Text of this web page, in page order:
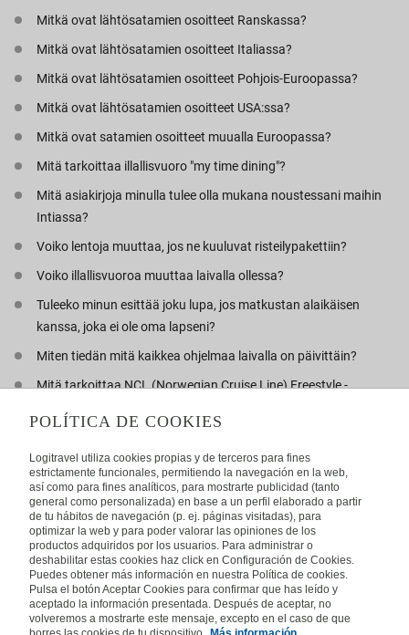
Mitkä ovat lähtösatamien osoitteet Ranskassa?
Mitkä ovat lähtösatamien osoitteet Italiassa?
Mitkä ovat lähtösatamien osoitteet Pohjois-Euroopassa?
Mitkä ovat lähtösatamien osoitteet USA:ssa?
Mitkä ovat satamien osoitteet muualla Euroopassa?
Mitä tarkoittaa illallisvuoro "my time dining"?
Mitä asiakirjoja minulla tulee olla mukana noustessani maihin
Intiassa?
Voiko lentoja muuttaa, jos ne kuuluvat risteilypakettiin?
Voiko illallisvuoroa muuttaa laivalla ollessa?
Tuleeko minun esittää joku lupa, jos matkustan alaikäisen
kanssa, joka ei ole oma lapseni?
Miten tiedän mitä kaikkea ohjelmaa laivalla on päivittäin?
Mitä tarkoittaa NCL (Norwegian Cruise Line) Freestyle -
Mitä teen, jos muutamaa päivää ennen risteilyn lähtöä
reittisuunnitelmaan tulee muutos?
Puhelinpalvelu
09 31 579 401
Maanantaista perjantaihin klo 10.00-16.00. La ja pyhäpäivät suljettu.
POLÍTICA DE COOKIES
Logitravel utiliza cookies propias y de terceros para fines
estrictamente funcionales, permitiendo la navegación en la web,
así como para fines analíticos, para mostrarte publicidad (tanto
general como personalizada) en base a un perfil elaborado a partir
de tu hábitos de navegación (p. ej. páginas visitadas), para
optimizar la web y para poder valorar las opiniones de los
productos adquiridos por los usuarios. Para administrar o
deshabilitar estas cookies haz click en Configuración de Cookies.
Puedes obtener más información en nuestra Política de cookies.
Pulsa el botón Aceptar Cookies para confirmar que has leído y
aceptado la información presentada. Después de aceptar, no
volveremos a mostrarte este mensaje, excepto en el caso de que